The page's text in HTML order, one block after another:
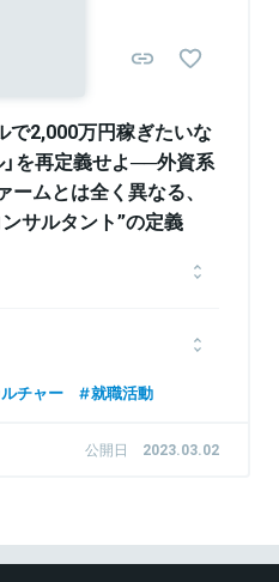
で2,000万円稼ぎたいな
を再定義せよ──外資系
ムとは全く異なる、
サルタント”の定義
トでキャリアを歩んでいる。運
など複数プロジェクトでプレイ
年度はSPM（シニアプロジェク
ド（次世代経営会議）メンバーと
入社。バイサイド向け株式トレ
/証券領域を中心に、運用保守や
チャー 就職活動
公開日 2023.03.02